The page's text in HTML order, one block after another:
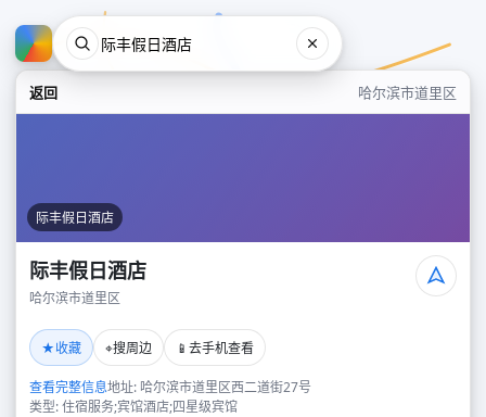
返回 哈尔滨市道里区
际丰假日酒店
际丰假日酒店
哈尔滨市道里区
★收藏 ⌖搜周边 📱 去手机查看
查看完整信息地址: 哈尔滨市道里区西二道街27号
类型: 住宿服务;宾馆酒店;四星级宾馆